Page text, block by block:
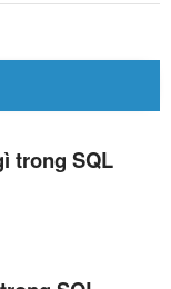
trong SQL